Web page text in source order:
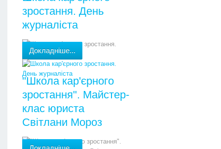
зростання. День
журналіста
Докладніше...
"Школа кар'єрного
зростання". Майстер-
клас юриста
Світлани Мороз